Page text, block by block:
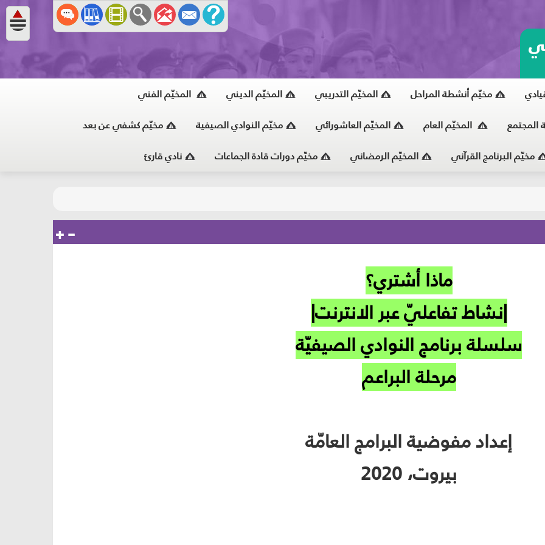
مخيّم أنشطة المراحل المخيّم التدريبي المخيّم الديني المخيّم الفني
المجتمع المخيّم العام المخيّم العاشورائي مخيّم النوادي الصيفية مخيّم كشفي عن بعد
مخيّم البرنامج القرآني المخيّم الرمضاني مخيّم دورات قادة الجماعات نادي قارئ
ماذا أشتري؟
|نشاط تفاعليّ عبر الانترنت|
سلسلة برنامج النوادي الصيفيّة
مرحلة البراعم
إعداد مفوضية البرامج العامّة
بيروت، 2020